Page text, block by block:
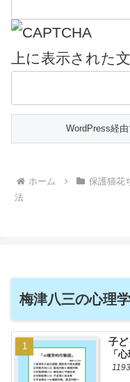
上に表示された
ホーム 保護猫花
法
梅津八三の心理
子
「